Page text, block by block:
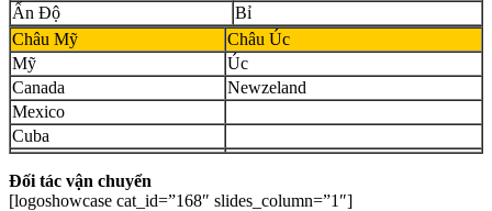
Ấn Độ
Bỉ
Châu Mỹ
Châu Úc
Mỹ
Úc
Canada
Newzeland
Mexico
Cuba
Đối tác vận chuyển
[logoshowcase cat_id=”168″ slides_column=”1″]